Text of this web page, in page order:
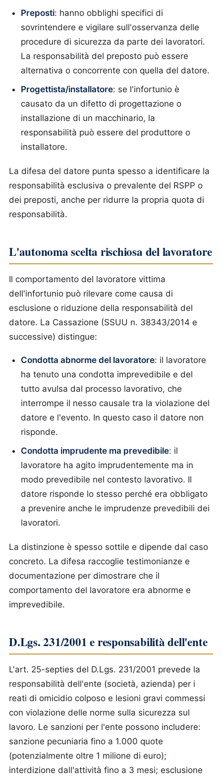
Preposti: hanno obblighi specifici di
sovrintendere e vigilare sull'osservanza delle
procedure di sicurezza da parte dei lavoratori.
La responsabilità del preposto può essere
alternativa o concorrente con quella del datore.
Progettista/installatore: se l'infortunio è
causato da un difetto di progettazione o
installazione di un macchinario, la
responsabilità può essere del produttore o
installatore.
La difesa del datore punta spesso a identificare la
responsabilità esclusiva o prevalente del RSPP o
dei preposti, anche per ridurre la propria quota di
responsabilità.
L'autonoma scelta rischiosa del lavoratore
Il comportamento del lavoratore vittima
dell'infortunio può rilevare come causa di
esclusione o riduzione della responsabilità del
datore. La Cassazione (SSUU n. 38343/2014 e
successive) distingue:
Condotta abnorme del lavoratore: il lavoratore
ha tenuto una condotta imprevedibile e del
tutto avulsa dal processo lavorativo, che
interrompe il nesso causale tra la violazione del
datore e l'evento. In questo caso il datore non
risponde.
Condotta imprudente ma prevedibile: il
lavoratore ha agito imprudentemente ma in
modo prevedibile nel contesto lavorativo. Il
datore risponde lo stesso perché era obbligato
a prevenire anche le imprudenze prevedibili dei
lavoratori.
La distinzione è spesso sottile e dipende dal caso
concreto. La difesa raccoglie testimonianze e
documentazione per dimostrare che il
comportamento del lavoratore era abnorme e
imprevedibile.
D.Lgs. 231/2001 e responsabilità dell'ente
L'art. 25-septies del D.Lgs. 231/2001 prevede la
responsabilità dell'ente (società, azienda) per i
reati di omicidio colposo e lesioni gravi commessi
con violazione delle norme sulla sicurezza sul
lavoro. Le sanzioni per l'ente possono includere:
sanzione pecuniaria fino a 1.000 quote
(potenzialmente oltre 1 milione di euro);
interdizione dall'attività fino a 3 mesi; esclusione